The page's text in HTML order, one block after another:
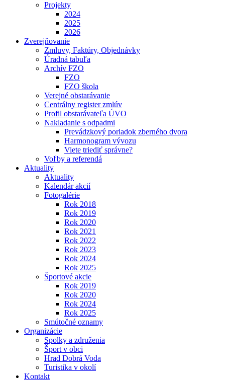
Projekty
2024
2025
2026
Zverejňovanie
Zmluvy, Faktúry, Objednávky
Úradná tabuľa
Archív FZO
FZO
FZO škola
Verejné obstarávanie
Centrálny register zmlúv
Profil obstarávateľa ÚVO
Nakladanie s odpadmi
Prevádzkový poriadok zberného dvora
Harmonogram vývozu
Viete triediť správne?
Voľby a referendá
Aktuality
Aktuality
Kalendár akcií
Fotogalérie
Rok 2018
Rok 2019
Rok 2020
Rok 2021
Rok 2022
Rok 2023
Rok 2024
Rok 2025
Športové akcie
Rok 2019
Rok 2020
Rok 2024
Rok 2025
Smútočné oznamy
Organizácie
Spolky a združenia
Šport v obci
Hrad Dobrá Voda
Turistika v okolí
Kontakt